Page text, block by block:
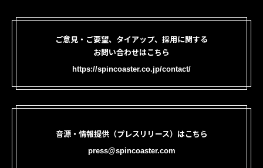
ご意見・ご要望、タイアップ、採用に関する
お問い合わせはこちら
https://spincoaster.co.jp/contact/
音源・情報提供（プレスリリース）はこちら
press@spincoaster.com